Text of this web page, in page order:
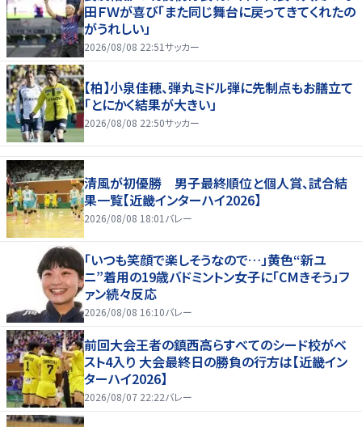
田ＦＷが喜び「また同じ舞台に戻ってきてくれたの
がうれしい」
2026/08/08 22:51サッカー
【柏】小泉佳穂、弾丸ミドル弾に先制点もお膳立て
「とにかく結果が大きい」
2026/08/08 22:50サッカー
清風が初優勝 男子最終順位と個人賞、試合結
果一覧【近畿インターハイ2026】
2026/08/08 18:01 バレー
「いつも笑顔で楽しそうなので…」黄色“新ユ
ニ”着用の19歳バドミントン女子に「CMきそう」フ
ァン続々反応
2026/08/08 16:10バレー
前回大会王者の鎮西高らすべてのシード校がベ
スト4入り 大会最終日の勝負の行方は【近畿イン
ターハイ2026】
2026/08/07 22:22バレー